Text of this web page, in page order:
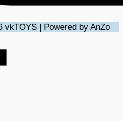
vkTOYS | Powered by AnZo